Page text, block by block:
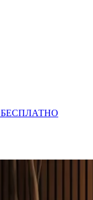
БЕСПЛАТНО